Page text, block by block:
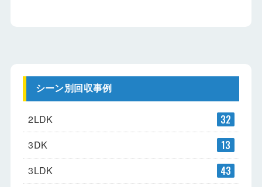
シーン別回収事例
2LDK 32
3DK 13
3LDK 43